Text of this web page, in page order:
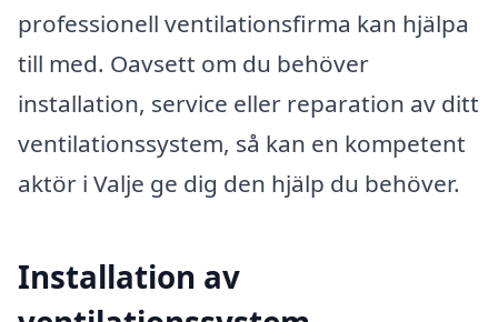
professionell ventilationsfirma kan hjälpa
till med. Oavsett om du behöver
installation, service eller reparation av ditt
ventilationssystem, så kan en kompetent
aktör i Valje ge dig den hjälp du behöver.
Installation av